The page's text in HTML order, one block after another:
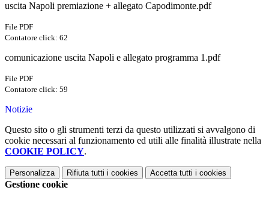
uscita Napoli premiazione + allegato Capodimonte.pdf
File PDF
Contatore click: 62
comunicazione uscita Napoli e allegato programma 1.pdf
File PDF
Contatore click: 59
Notizie
Questo sito o gli strumenti terzi da questo utilizzati si avvalgono di
cookie necessari al funzionamento ed utili alle finalità illustrate nella
COOKIE POLICY.
Personalizza Rifiuta tutti i cookies Accetta tutti i cookies
Gestione cookie